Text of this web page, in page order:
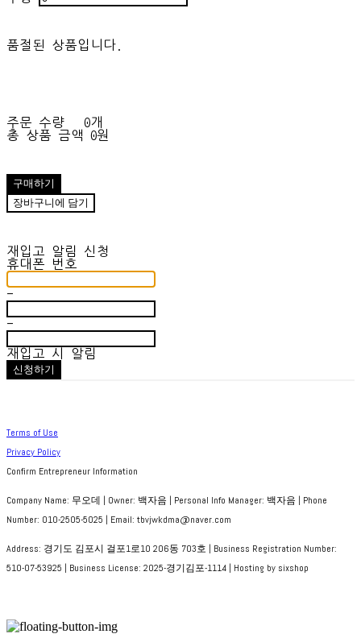
품절된 상품입니다.
주문 수량
0개
총 상품 금액
0원
구매하기
장바구니에 담기
재입고 알림 신청
휴대폰 번호
-
-
재입고 시 알림
신청하기
Terms of Use
Privacy Policy
Confirm Entrepreneur Information
Company Name: 무오데 | Owner: 백자음 | Personal Info Manager: 백자음 | Phone
Number: 010-2505-5025 | Email: tbvjwkdma@naver.com
Address: 경기도 김포시 걸포1로10 206동 703호 | Business Registration Number:
510-07-53925 | Business License: 2025-경기김포-1114 | Hosting by sixshop